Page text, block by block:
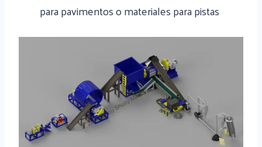
para pavimentos o materiales para pistas